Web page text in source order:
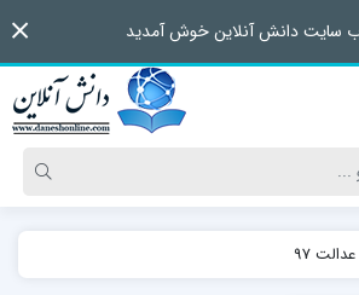
سایت دانش آنلاین خوش آمدید
97